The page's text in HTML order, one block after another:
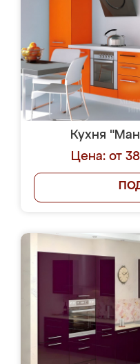
Кухня
Цена: от